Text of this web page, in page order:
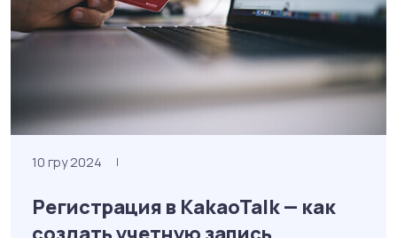
10 гру 2024 |
Регистрация в KakaoTalk — как